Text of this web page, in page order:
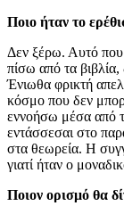
Ποιο ήταν το
Δεν ξέρω. Αυτό που
πίσω από τα βιβλία,
Ένιωθα φρικτή
κόσμο που δεν
εννοήσω μέσα από
εντάσσεσαι στο
στα θεωρεία. Η
γιατί ήταν ο
Ποιον ορισμό θα